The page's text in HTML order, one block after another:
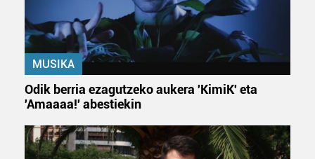
fitxategiak erabiltzen ditu. Zure esperientzia eta
zerbitzuak hobetzeko asmoz, cookie teknologiaz
baliatzen gara. Ohar hau onartuz gero, teknologia hori
erabiltzeko baimen esplizitua ematen diguzu.Gehiago
MUSIKA
Odik berria ezagutzeko aukera 'KimiK' eta
'Amaaaa!' abestiekin